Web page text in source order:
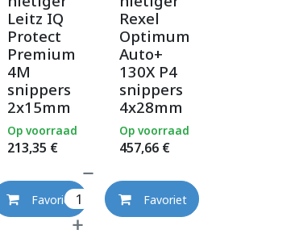
Leitz IQ
Protect
Premium
4M
snippers
2x15mm
213,35 €
Op voorraad
Favoriet
Rexel
Optimum
Auto+
130X P4
snippers
4x28mm
457,66€
Op voorraad
Favoriet